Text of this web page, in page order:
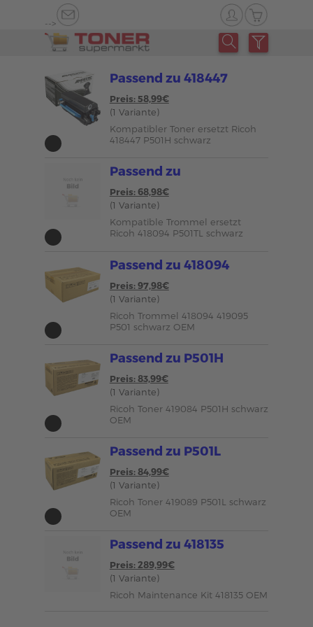
-->
Passend zu 418447
Preis: 58,99€
(1 Variante)
Kompatibler Toner ersetzt Ricoh
418447 P501H schwarz
Passend zu
Preis: 68,98€
(1 Variante)
Kompatible Trommel ersetzt
Ricoh 418094 P501TL schwarz
Passend zu 418094
Preis: 97,98€
(1 Variante)
Ricoh Trommel 418094 419095
P501 schwarz OEM
Passend zu P501H
Preis: 83,99€
(1 Variante)
Ricoh Toner 419084 P501H schwarz
OEM
Passend zu P501L
Preis: 84,99€
(1 Variante)
Ricoh Toner 419089 P501L schwarz
OEM
Passend zu 418135
Preis: 289,99€
(1 Variante)
Ricoh Maintenance Kit 418135 OEM